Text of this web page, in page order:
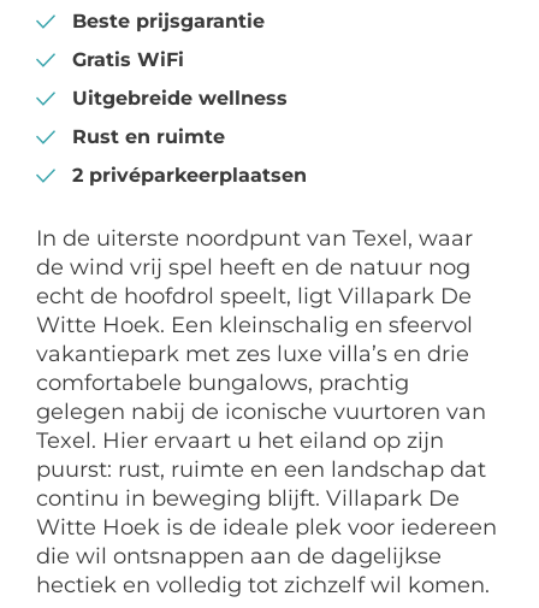
In de uiterste noordpunt van Texel, waar
de wind vrij spel heeft en de natuur nog
echt de hoofdrol speelt, ligt Villapark De
Witte Hoek. Een kleinschalig en sfeervol
vakantiepark met zes luxe villa’s en drie
comfortabele bungalows, prachtig
gelegen nabij de iconische vuurtoren van
Texel. Hier ervaart u het eiland op zijn
puurst: rust, ruimte en een landschap dat
continu in beweging blijft. Villapark De
Witte Hoek is de ideale plek voor iedereen
die wil ontsnappen aan de dagelijkse
hectiek en volledig tot zichzelf wil komen.
Beste prijsgarantie
Gratis WiFi
Uitgebreide wellness
Rust en ruimte
2 privéparkeerplaatsen